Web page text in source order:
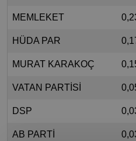
MEMLEKET
HÜDA PAR
MURAT KARAKOÇ
VATAN PARTİSİ
DSP
AB PARTİ